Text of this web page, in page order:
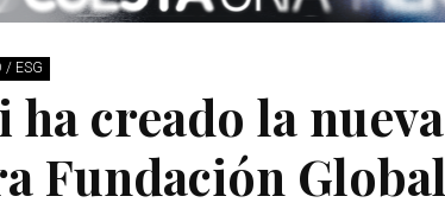
/ ESG
ha creado la nueva
Fundación Global